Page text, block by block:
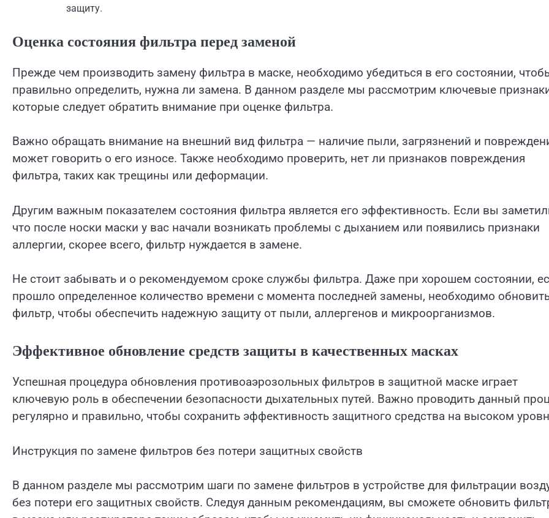
защиту.
Оценка состояния фильтра перед заменой
Прежде чем производить замену фильтра в маске, необходимо убедиться в его состоянии,
правильно определить, нужна ли замена. В данном разделе мы рассмотрим ключевые
которые следует обратить внимание при оценке фильтра.
Важно обращать внимание на внешний вид фильтра — наличие пыли, загрязнений и
может говорить о его износе. Также необходимо проверить, нет ли признаков повреждения
фильтра, таких как трещины или деформации.
Другим важным показателем состояния фильтра является его эффективность. Если вы
что после носки маски у вас начали возникать проблемы с дыханием или появились признаки
аллергии, скорее всего, фильтр нуждается в замене.
Не стоит забывать и о рекомендуемом сроке службы фильтра. Даже при хорошем состоянии,
прошло определенное количество времени с момента последней замены, необходимо
фильтр, чтобы обеспечить надежную защиту от пыли, аллергенов и микроорганизмов.
Эффективное обновление средств защиты в качественных масках
Успешная процедура обновления противоаэрозольных фильтров в защитной маске играет
ключевую роль в обеспечении безопасности дыхательных путей. Важно проводить данный
регулярно и правильно, чтобы сохранить эффективность защитного средства на высоком
Инструкция по замене фильтров без потери защитных свойств
В данном разделе мы рассмотрим шаги по замене фильтров в устройстве для фильтрации
без потери его защитных свойств. Следуя данным рекомендациям, вы сможете обновить